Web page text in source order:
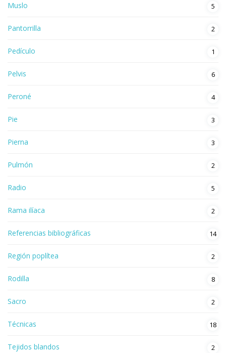
Muslo 5
Pantorrilla 2
Pedículo 1
Pelvis 6
Peroné 4
Pie 3
Pierna 3
Pulmón 2
Radio 5
Rama ilíaca 2
Referencias bibliográficas 14
Región poplítea 2
Rodilla 8
Sacro 2
Técnicas 18
Tejidos blandos 2